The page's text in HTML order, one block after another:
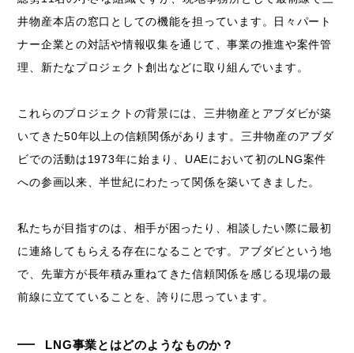
井物産本店の窓口としての機能を担っています。日々パート
ナー企業との対話や情報収集を通じて、事業の推進や案件管
理、新たなプロジェクト創出などに取り組んでいます。
これらのプロジェクトの背景には、三井物産とアブダビが築
いてきた50年以上の信頼関係があります。三井物産のアブダ
ビでの活動は1973年に始まり、UAEにおいて初のLNG案件
への参画以来、半世紀にわたって関係を築いてきました。
私たちが目指すのは、相手が困ったり、相談したい際に最初
に連絡してもらえる存在になることです。アブダビという地
で、先輩方が長年積み重ねてきた信頼関係を感じる現場の最
前線に立てていることを、誇りに思っています。
LNG事業とはどのようなものか？